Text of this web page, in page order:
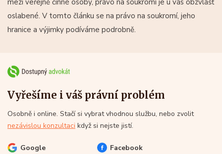
mezi veřejně činné osoby, právo na soukromí je u vás obzvlášť
oslabené. V tomto článku se na právo na soukromí, jeho
hranice a výjimky podíváme podrobně.
Vyřešíme i váš právní problém
Osobně i online. Stačí si vybrat vhodnou službu, nebo zvolit
nezávislou konzultaci když si nejste jistí.
Google Facebook